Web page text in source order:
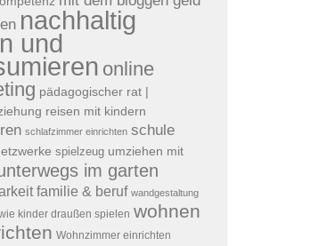
nachhaltig
und
online
pädagogischer rat |
reisen mit kindern
schlafzimmer einrichten schule
spielzeug umziehen mit
im garten
familie & beruf wandgestaltung
kinder draußen spielen wohnen
Wohnzimmer einrichten